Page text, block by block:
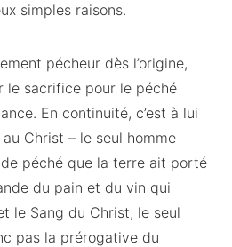
simples raisons.
pécheur dès l’origine,
le sacrifice pour le péché
En continuité, c’est à lui
Christ – le seul homme
péché que la terre ait porté
du pain et du vin qui
le Sang du Christ, le seul
pas la prérogative du